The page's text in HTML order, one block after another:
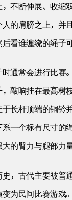
不断伸展、收缩
的肩膀之上，并
看谁缠绕的绳子
通常会进行比赛
敲响挂在最高树
长杆顶端的铜铃
一个标有尺寸的
的臂力与腿部力
，古代主要被普
为民间比赛游戏